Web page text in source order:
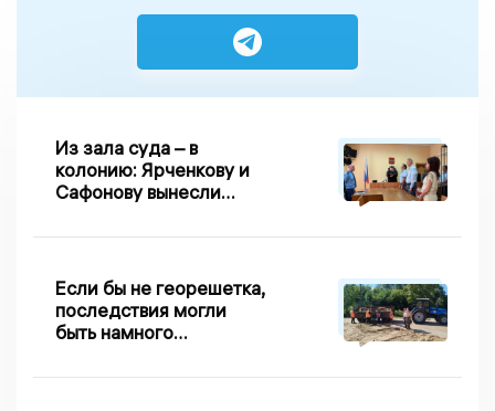
Из зала суда – в
колонию: Ярченкову и
Сафонову вынесли
взятке
Если бы не георешетка,
последствия могли
быть намного
сходе песка на